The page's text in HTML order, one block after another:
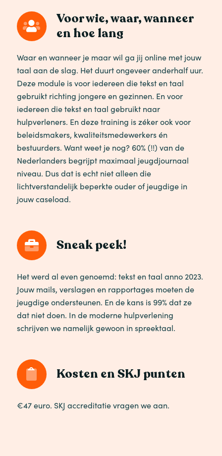
Voor wie, waar, wanneer
en hoe lang
Waar en wanneer je maar wil ga jij online met jouw
taal aan de slag. Het duurt ongeveer anderhalf uur.
Deze module is voor iedereen die tekst en taal
gebruikt richting jongere en gezinnen. En voor
iedereen die tekst en taal gebruikt naar
hulpverleners. En deze training is zéker ook voor
beleidsmakers, kwaliteitsmedewerkers én
bestuurders. Want weet je nog? 60% (!!) van de
Nederlanders begrijpt maximaal jeugdjournaal
niveau. Dus dat is echt niet alleen die
lichtverstandelijk beperkte ouder of jeugdige in
jouw caseload.
Sneak peek!
Het werd al even genoemd: tekst en taal anno 2023.
Jouw mails, verslagen en rapportages moeten de
jeugdige ondersteunen. En de kans is 99% dat ze
dat niet doen. In de moderne hulpverlening
schrijven we namelijk gewoon in spreektaal.
Kosten en SKJ punten
€47 euro. SKJ accreditatie vragen we aan.